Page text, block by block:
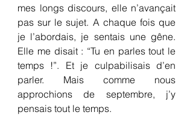
mes longs discours, elle n’avançait
pas sur le sujet. A chaque fois que
je l’abordais, je sentais une gêne.
Elle me disait : “Tu en parles tout le
temps !”. Et je culpabilisais d’en
parler. Mais comme nous
approchions de septembre, j’y
pensais tout le temps.